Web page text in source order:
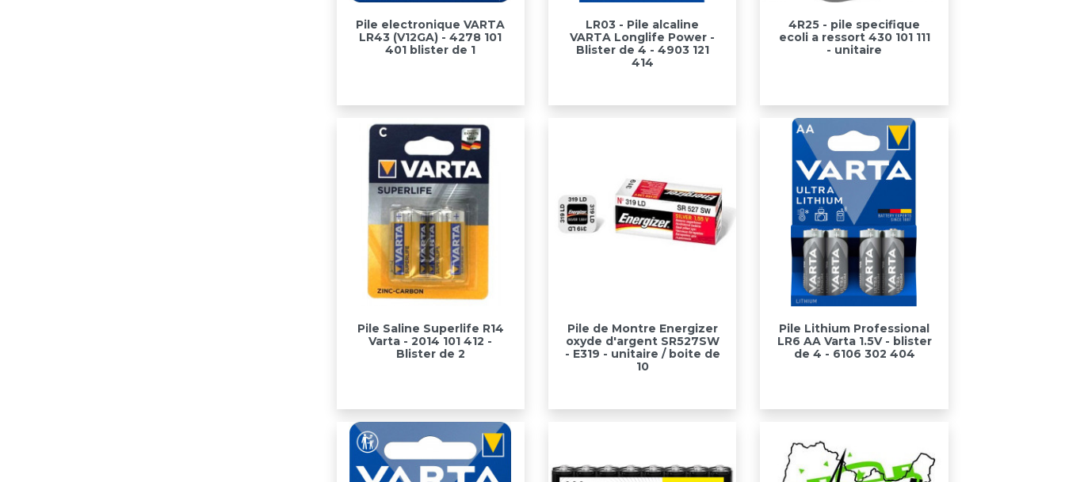
 Aperçu rapide
Pile electronique VARTA
LR43 (V12GA) - 4278 101
401 blister de 1
 Aperçu rapide
LR03 - Pile alcaline
VARTA Longlife Power -
Blister de 4 - 4903 121
414
 Aperçu rapide
4R25 - pile specifique
ecoli a ressort 430 101 111
- unitaire
Aperçu rapide
Pile Saline Superlife R14
Varta - 2014 101 412 -
Blister de 2
 Aperçu rapide
Pile de Montre Energizer
oxyde d'argent SR527SW
- E319 - unitaire / boite de
10
 Aperçu rapide
Pile Lithium Professional
LR6 AA Varta 1.5V - blister
de 4 - 6106 302 404